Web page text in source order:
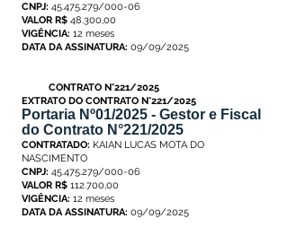
CNPJ: 45.475.279/000-06
VALOR R$ 48.300,00
VIGÊNCIA: 12 meses
DATA DA ASSINATURA: 09/09/2025
CONTRATO N°221/2025
EXTRATO DO CONTRATO N°221/2025
Portaria Nº01/2025 - Gestor e Fiscal
do Contrato N°221/2025
CONTRATADO: KAIAN LUCAS MOTA DO
NASCIMENTO
CNPJ: 45.475.279/000-06
VALOR R$ 112.700,00
VIGÊNCIA: 12 meses
DATA DA ASSINATURA: 09/09/2025